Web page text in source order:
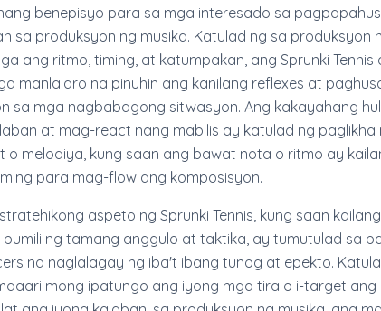
benepisyo para sa mga interesado sa
sa produksyon ng musika. Katulad ng sa produksyon
ang ritmo, timing, at katumpakan, ang Sprunki Tennis
manlalaro na pinuhin ang kanilang reflexes at
sa mga nagbabagong sitwasyon. Ang kakayahang
at mag-react nang mabilis ay katulad ng paglikha
o melodiya, kung saan ang bawat nota o ritmo ay
para mag-flow ang komposisyon.
aspeto ng Sprunki Tennis, kung saan
ng tamang anggulo at taktika, ay tumutulad sa
na naglalagay ng iba't ibang tunog at epekto.
mong ipatungo ang iyong mga tira o i-target ang